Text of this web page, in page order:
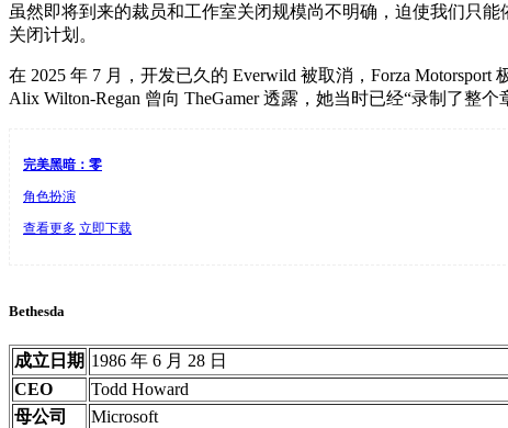
虽然即将到来的裁员和工作室关闭规模尚不明确，迫使我们只
关闭计划。
在 2025 年 7 月，开发已久的 Everwild 被取消，Forza
Alix Wilton-Regan 曾向 TheGamer 透露，她当时已经“录制了整个
完美黑暗：零
角色扮演
查看更多 立即下载
Bethesda
成立日期 1986 年 6 月 28 日
CEO
Todd Howard
母公司
Microsoft